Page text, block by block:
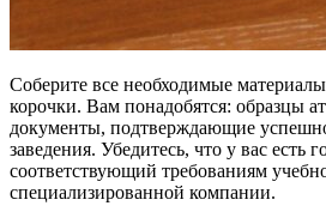
Соберите все необходимые
корочки. Вам понадобятся: образцы
документы, подтверждающие
заведения. Убедитесь, что у вас есть
соответствующий требованиям
специализированной компании.